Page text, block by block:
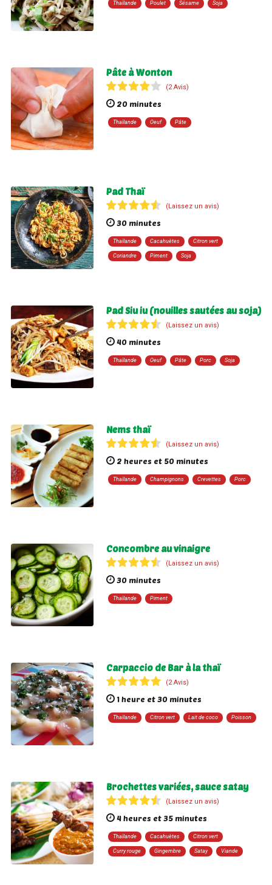
Thaïlande Poulet Sésame Soja
Pâte à Wonton
(2 Avis)
20 minutes
Thaïlande Oeuf Pâte
Pad Thaï
(Laissez un avis)
30 minutes
Thaïlande Cacahuètes Citron vert
Coriandre Piment Soja
Pad Siu iu (nouilles sautées au soja)
(Laissez un avis)
40 minutes
Thaïlande Oeuf Pâte Porc Soja
Nems thaï
(Laissez un avis)
2 heures et 50 minutes
Thaïlande Champignons Crevettes Porc
Concombre au vinaigre
(Laissez un avis)
30 minutes
Thaïlande Piment
Carpaccio de Bar à la thaï
(2 Avis)
1 heure et 30 minutes
Thaïlande Citron vert Lait de coco Poisson
Brochettes variées, sauce satay
(Laissez un avis)
4 heures et 35 minutes
Thaïlande Cacahuètes Citron vert
Curry rouge Gingembre Satay Viande